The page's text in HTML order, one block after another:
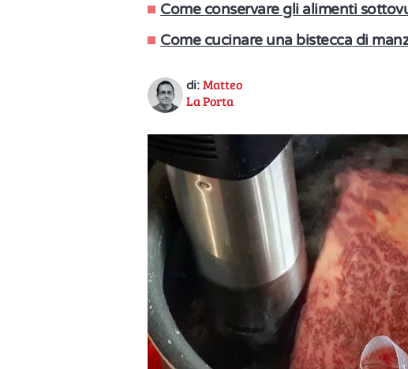
Come conservare gli alimenti
Come cucinare una bistecca di
di: Matteo
La Porta